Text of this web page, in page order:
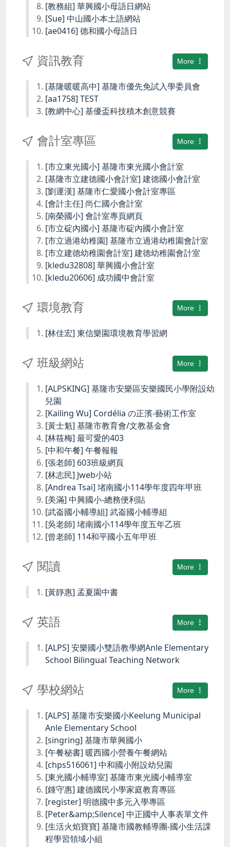
[教務組] 華興國小母語日網站
[Sue] 中山國小本土語網站
[ae0416] 德和國小母語日
More
資訊教育
[基隆暖暖高中] 基隆市優先免試入學委員會
[aa1758] TEST
[教網中心] 基優盃科技積木創意競賽
More
會計室專區
[市立東光國小] 基隆市東光國小會計室
[基隆市立建德國小會計室] 建德國小會計室
[劉運漢] 基隆市仁愛國小會計室專區
[會計主任] 尚仁國小會計室
[南榮國小] 會計室專頁網頁
[市立碇內國小] 基隆市碇內國小會計室
[市立過港幼稚園] 基隆市立過港幼稚園會計室
[市立建德幼稚園會計室] 建德幼稚園會計室
[kledu32808] 華興國小會計室
[kledu20606] 成功國中會計室
More
環境教育
[林佳宏] 東信樂園環境教育學習網
More
班級網站
[ALPSKING] 基隆市安樂區安樂國民小學附設幼
兒園
[Kailing Wu] Cordélia の正濱-藝術工作室
[黃士魁] 基隆市教育會/文教基金會
[林筱梅] 最可愛的403
[中和午餐] 午餐報報
[張老師] 603班級網頁
[林志民] Jweb小站
[Andrea Tsai] 堵南國小114學年度四年甲班
[美滿] 中興國小-總務便利貼
[武崙國小輔導組] 武崙國小輔導組
[吳老師] 堵南國小114學年度五年乙班
[曾老師] 114和平國小五年甲班
More
閱讀
[黃靜惠] 孟夏園中書
More
英語
[ALPS] 安樂國小雙語教學網Anle Elementary
School Bilingual Teaching Network
More
學校網站
[ALPS] 基隆市安樂國小Keelung Municipal
Anle Elementary School
[singring] 基隆市華興國小
[午餐秘書] 暖西國小營養午餐網站
[chps516061] 中和國小附設幼兒園
[東光國小輔導室] 基隆市東光國小輔導室
[鍾守惠] 建德國民小學家庭教育專區
[register] 明德國中多元入學專區
[Peter&amp;Silence] 中正國中人事表單文件
[生活火焰寶寶] 基隆市國教輔導團-國小生活課
程學習領域小組